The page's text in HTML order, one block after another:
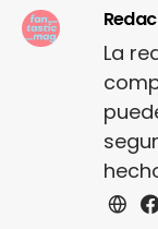
La